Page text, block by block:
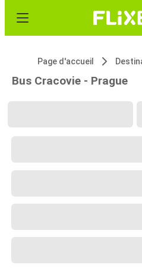
Page d'accueil
Bus Cracovie - Prague